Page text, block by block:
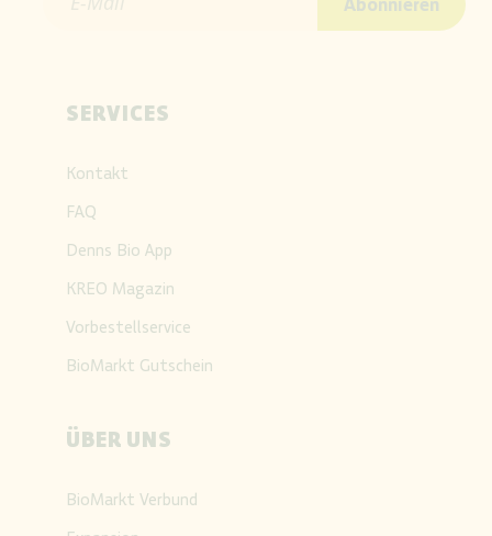
SERVICES
Kontakt
FAQ
Denns Bio App
KREO Magazin
Vorbestellservice
BioMarkt Gutschein
ÜBER UNS
BioMarkt Verbund